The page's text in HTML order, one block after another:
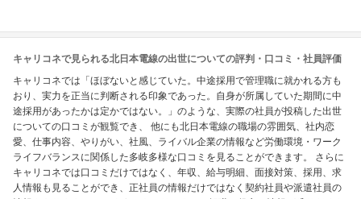
キャリコネで見られる北日本電線の出世についての評判・口コミ・社員評価
キャリコネでは「ほぼないと感じていた。中途採用で管理職に就かれる方も
おり、実力を正当に判断される印象であった。自身が所属していた期間に中
途採用があったかは定かではない。」のような、実際の社員が投稿した出世
についての口コミが観覧でき、 他にも北日本電線の職場の雰囲気、社内恋
愛、仕事内容、やりがい、社風、ライバル企業の情報など労働環境・ワーク
ライフバランスに関係した多岐多様な口コミを見ることができます。 さらに
キャリコネでは口コミだけではなく、年収、給与明細、面接対策、採用、求
人情報も見ることができ、正社員の情報だけではなく契約社員や派遣社員の